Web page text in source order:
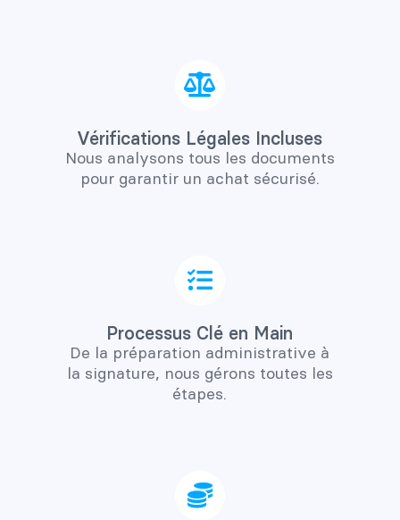
Vérifications Légales Incluses
Nous analysons tous les documents
pour garantir un achat sécurisé.
Processus Clé en Main
De la préparation administrative à
la signature, nous gérons toutes les
étapes.